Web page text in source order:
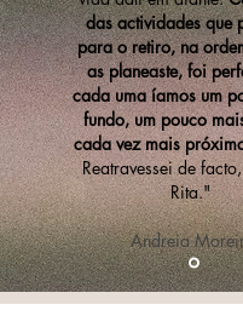
das actividades que
para o retiro, na
as planeaste, foi
cada uma íamos um
fundo, um pouco
cada vez mais
Reatravessei de
Rita."
Andreia